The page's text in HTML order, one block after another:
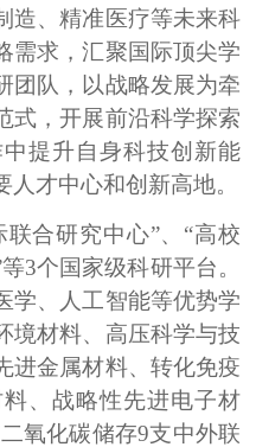
造、精准医疗等未来科
需求，汇聚国际顶尖学
团队，以战略发展为牵
式，开展前沿科学探索
提升自身科技创新能
人才中心和创新高地。
合研究中心”、“高校
3个国家级科研平台。
学、人工智能等优势学
境材料、高压科学与技
进金属材料、转化免疫
、战略性先进电子材
氧化碳储存9支中外联